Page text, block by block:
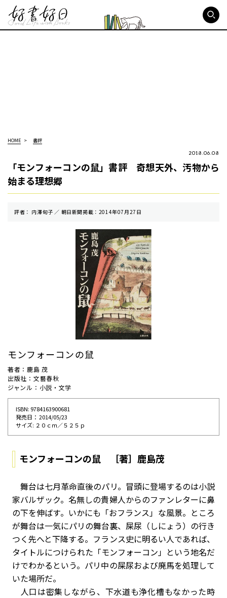
HOME 書評
2018.06.08
「モンフォーコンの鼠」書評 奇想天外、汚物から
始まる理想郷
評者： 内澤旬子 ／ 朝⽇新聞掲載：2014年07月27日
モンフォーコンの鼠
著者：鹿島 茂
出版社：文藝春秋
ジャンル：小説・文学
ISBN: 9784163900681
発売⽇： 2014/05/23
サイズ: ２０ｃｍ／５２５ｐ
モンフォーコンの鼠 ［著］鹿島茂
舞台は七月革命直後のパリ。冒頭に登場するのは小説
家バルザック。名無しの貴婦人からのファンレターに鼻
の下を伸ばす。いかにも「おフランス」な風景。ところ
が舞台は一気にパリの舞台裏、屎尿（しにょう）の行き
つく先へと下降する。フランス史に明るい人であれば、
タイトルにつけられた「モンフォーコン」という地名だ
けでわかるという。パリ中の屎尿および廃馬を処理して
いた場所だ。
人口は密集しながら、下水道も浄化槽もなかった時